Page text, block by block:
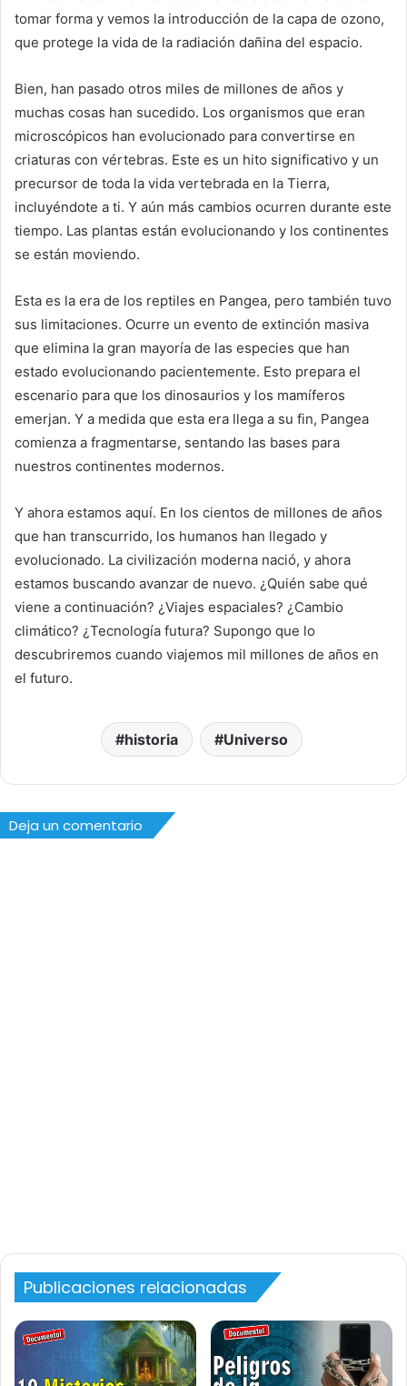
tomar forma y vemos la introducción de la capa de ozono,
que protege la vida de la radiación dañina del espacio.
Bien, han pasado otros miles de millones de años y
muchas cosas han sucedido. Los organismos que eran
microscópicos han evolucionado para convertirse en
criaturas con vértebras. Este es un hito significativo y un
precursor de toda la vida vertebrada en la Tierra,
incluyéndote a ti. Y aún más cambios ocurren durante este
tiempo. Las plantas están evolucionando y los continentes
se están moviendo.
Esta es la era de los reptiles en Pangea, pero también tuvo
sus limitaciones. Ocurre un evento de extinción masiva
que elimina la gran mayoría de las especies que han
estado evolucionando pacientemente. Esto prepara el
escenario para que los dinosaurios y los mamíferos
emerjan. Y a medida que esta era llega a su fin, Pangea
comienza a fragmentarse, sentando las bases para
nuestros continentes modernos.
Y ahora estamos aquí. En los cientos de millones de años
que han transcurrido, los humanos han llegado y
evolucionado. La civilización moderna nació, y ahora
estamos buscando avanzar de nuevo. ¿Quién sabe qué
viene a continuación? ¿Viajes espaciales? ¿Cambio
climático? ¿Tecnología futura? Supongo que lo
descubriremos cuando viajemos mil millones de años en
el futuro.
historia Universo
Deja un comentario
Publicaciones relacionadas